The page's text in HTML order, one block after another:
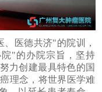
医德共济"的院训，
"的办院宗旨，坚持
力创建最具特色的国
理念，将世界医学难